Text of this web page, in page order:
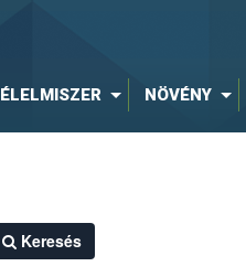
ÉLELMISZER NÖVÉNY
Keresés